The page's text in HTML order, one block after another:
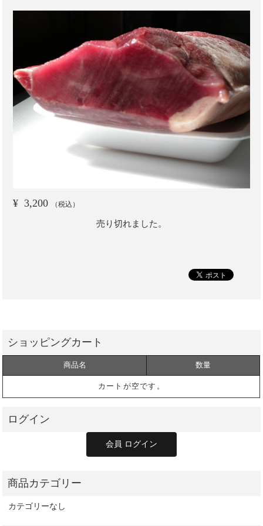
¥3,200 （税込）
売り切れました。
商品名 数量
カートが空です。
カテゴリーなし